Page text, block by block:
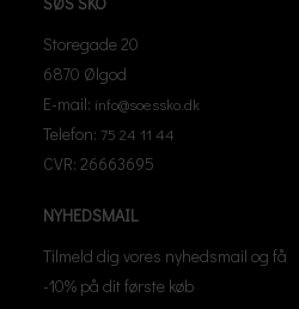
Storegade 20
6870 Ølgod
E-mail: info@soessko.dk
Telefon: 75 24 11 44
CVR: 26663695
NYHEDSMAIL
Tilmeld dig vores nyhedsmail og få
-10% på dit første køb